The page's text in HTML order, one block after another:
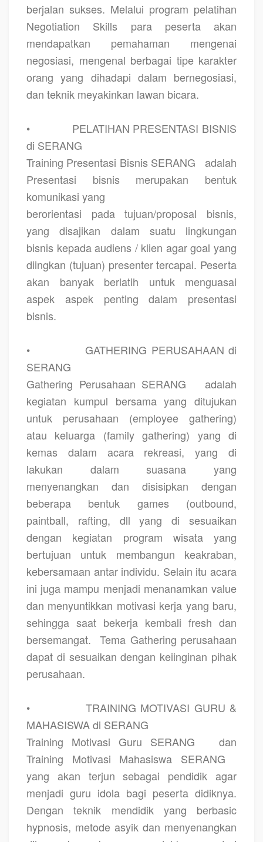
berjalan sukses. Melalui program pelatihan
Negotiation Skills para peserta akan
mendapatkan pemahaman mengenai
negosiasi, mengenal berbagai tipe karakter
orang yang dihadapi dalam bernegosiasi,
dan teknik meyakinkan lawan bicara.
•
PELATIHAN PRESENTASI BISNIS
di SERANG
Training Presentasi Bisnis SERANG
adalah
Presentasi bisnis merupakan bentuk
komunikasi yang
berorientasi pada tujuan/proposal bisnis,
yang disajikan dalam suatu lingkungan
bisnis kepada audiens / klien agar goal yang
diingkan (tujuan) presenter tercapai. Peserta
akan banyak berlatih untuk menguasai
aspek aspek penting dalam presentasi
bisnis.
•
GATHERING PERUSAHAAN di
SERANG
Gathering Perusahaan SERANG
adalah
kegiatan kumpul bersama yang ditujukan
untuk perusahaan (employee gathering)
atau keluarga (family gathering) yang di
kemas dalam acara rekreasi, yang di
lakukan dalam suasana yang
menyenangkan dan disisipkan dengan
beberapa bentuk games (outbound,
paintball, rafting, dll yang di sesuaikan
dengan kegiatan program wisata yang
bertujuan untuk membangun keakraban,
kebersamaan antar individu. Selain itu acara
ini juga mampu menjadi menanamkan value
dan menyuntikkan motivasi kerja yang baru,
sehingga saat bekerja kembali fresh dan
bersemangat.
Tema Gathering perusahaan
dapat di sesuaikan dengan keiinginan pihak
perusahaan.
•
TRAINING MOTIVASI GURU &
MAHASISWA di SERANG
Training Motivasi Guru SERANG
dan
Training Motivasi Mahasiswa SERANG
yang akan terjun sebagai pendidik agar
menjadi guru idola bagi peserta didiknya.
Dengan teknik mendidik yang berbasic
hypnosis, metode asyik dan menyenangkan